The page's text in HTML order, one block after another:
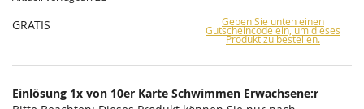
GRATIS Geben Sie unten einen
Gutscheincode ein, um dieses
Produkt zu bestellen.
Einlösung 1x von 10er Karte Schwimmen Erwachsene:r